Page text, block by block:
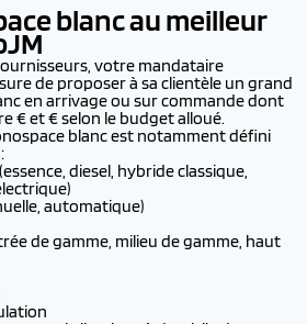
blanc au meilleur
votre mandataire
de proposer à sa clientèle un grand
en arrivage ou sur commande dont
€ et € selon le budget alloué.
blanc est notamment défini
diesel, hybride classique,
automatique)
de gamme, milieu de gamme, haut